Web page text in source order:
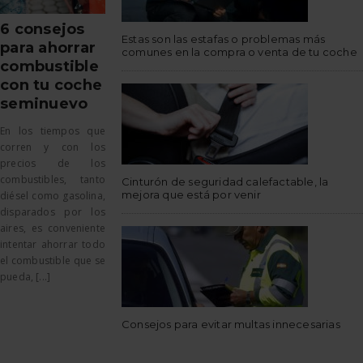
6 consejos
para ahorrar
combustible
con tu coche
seminuevo
En los tiempos que
corren y con los
precios de los
combustibles, tanto
diésel como gasolina,
disparados por los
aires, es conveniente
intentar ahorrar todo
el combustible que se
pueda, [...]
Estas son las estafas o problemas más
comunes en la compra o venta de tu coche
Cinturón de seguridad calefactable, la
mejora que está por venir
Consejos para evitar multas innecesarias